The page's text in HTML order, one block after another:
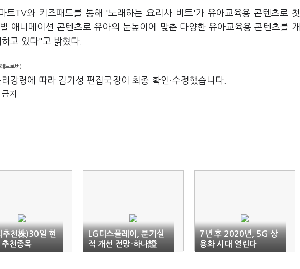
트TV와 키즈패드를 통해 '노래하는 요리사 비트'가 유아교육용 콘텐츠로 첫
애니메이션 콘텐츠로 유아의 눈높이에 맞춘 다양한 유아교육용 콘텐츠를 개
고 있다"고 밝혔다.
드로버)
강령에 따라 김기성 편집국장이 최종 확인·수정했습니다.
지
추천株)30일 현
추천종목
LG디스플레이, 분기실
적 개선 전망-하나證
7년 후 2020년, 5G 상
용화 시대 열린다